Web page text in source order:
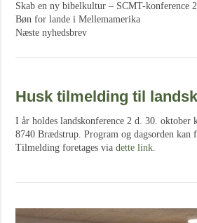
Skab en ny bibelkultur – SCMT-konference
Bøn for lande i Mellemamerika
Næste nyhedsbrev
Husk tilmelding til
I år holdes landskonference 2 d. 30.
8740 Brædstrup. Program og dagsorden kan
Tilmelding foretages via dette link.